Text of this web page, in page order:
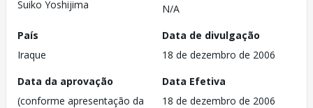
Suiko Yoshijima
N/A
País
Iraque
Data de divulgação
18 de dezembro de 2006
Data da aprovação
(conforme apresentação da
Data Efetiva
18 de dezembro de 2006